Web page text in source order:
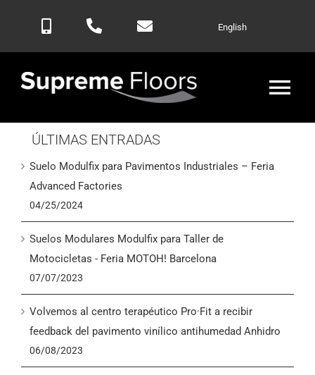
English
Inicio
Productos
Contactar
English
ÚLTIMAS ENTRADAS
Suelo Modulfix para Pavimentos Industriales – Feria
Advanced Factories
04/25/2024
Suelos Modulares Modulfix para Taller de
Motocicletas - Feria MOTOH! Barcelona
07/07/2023
Volvemos al centro terapéutico Pro·Fit a recibir
feedback del pavimento vinílico antihumedad Anhidro
06/08/2023